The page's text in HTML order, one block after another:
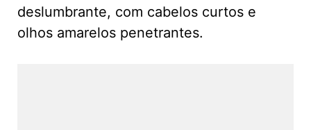
deslumbrante, com cabelos curtos e
olhos amarelos penetrantes.